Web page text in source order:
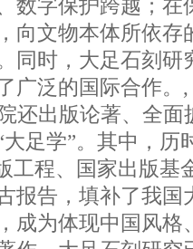
数字保护跨越；在
向文物本体所依存
同时，大足石刻研
了广泛的国际合
还出版论著、全
足学”。其中，历
工程、国家出版
报告，填补了我国
成为体现中国风格